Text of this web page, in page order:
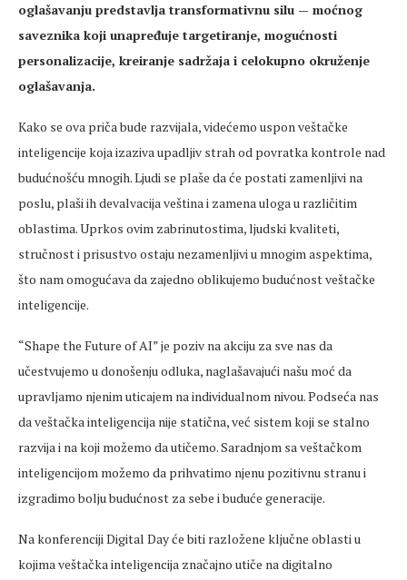
oglašavanju predstavlja transformativnu silu — moćnog
saveznika koji unapređuje targetiranje, mogućnosti
personalizacije, kreiranje sadržaja i celokupno okruženje
oglašavanja.
Kako se ova priča bude razvijala, videćemo uspon veštačke
inteligencije koja izaziva upadljiv strah od povratka kontrole nad
budućnošću mnogih. Ljudi se plaše da će postati zamenljivi na
poslu, plaši ih devalvacija veština i zamena uloga u različitim
oblastima. Uprkos ovim zabrinutostima, ljudski kvaliteti,
stručnost i prisustvo ostaju nezamenljivi u mnogim aspektima,
što nam omogućava da zajedno oblikujemo budućnost veštačke
inteligencije.
“Shape the Future of AI” je poziv na akciju za sve nas da
učestvujemo u donošenju odluka, naglašavajući našu moć da
upravljamo njenim uticajem na individualnom nivou. Podseća nas
da veštačka inteligencija nije statična, već sistem koji se stalno
razvija i na koji možemo da utičemo. Saradnjom sa veštačkom
inteligencijom možemo da prihvatimo njenu pozitivnu stranu i
izgradimo bolju budućnost za sebe i buduće generacije.
Na konferenciji Digital Day će biti razložene ključne oblasti u
kojima veštačka inteligencija značajno utiče na digitalno